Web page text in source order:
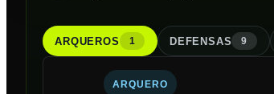
ARQUEROS 1 DEFENSAS 9
ARQUERO